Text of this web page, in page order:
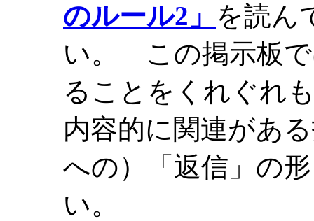
のルール2」 を読ん
い。 この掲示板で
ることをくれぐれ
内容的に関連があ
への）「返信」の
い。